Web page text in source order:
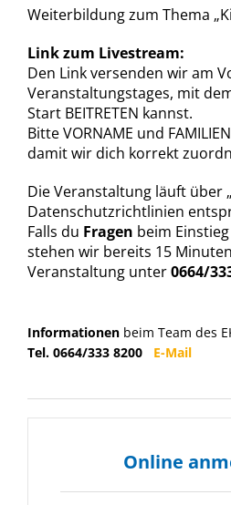
Weiterbildung zum Thema
Link zum Livestream:
Den Link versenden wir am
Veranstaltungstages, mit
Start BEITRETEN kannst.
Bitte VORNAME und
damit wir dich korrekt
Die Veranstaltung läuft über
Datenschutzrichtlinien
Falls du Fragen beim
stehen wir bereits 15
Veranstaltung unter0664/
Informationen beim Team des
Tel. 0664/333 8200 E-Mail
Online